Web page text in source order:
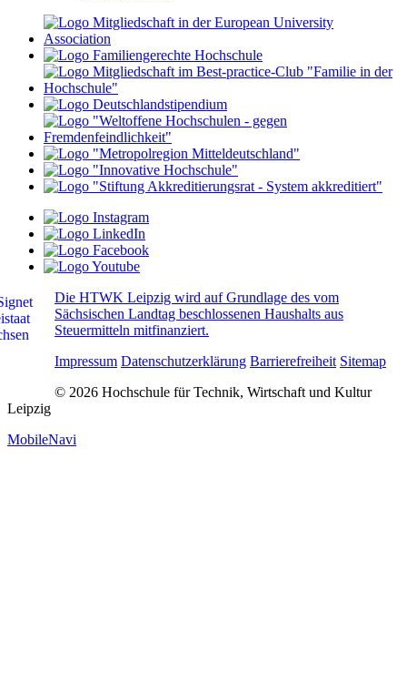
Die HTWK Leipzig wird auf Grundlage des vom
Sächsischen Landtag beschlossenen Haushalts aus
Steuermitteln mitfinanziert.
Impressum Datenschutzerklärung Barrierefreiheit Sitemap
© 2026 Hochschule für Technik, Wirtschaft und Kultur
Leipzig
MobileNavi